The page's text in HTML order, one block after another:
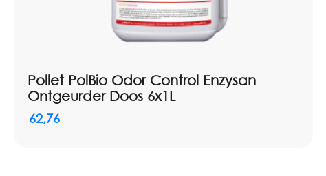
Pollet PolBio Odor Control Enzysan
Ontgeurder Doos 6x1L
62,76